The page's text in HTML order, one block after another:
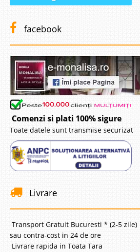
facebook
Comenzi si plati 100% sigure
Toate datele sunt transmise securizat
Livrare
Transport Gratuit Bucuresti * (2-5 zile)
sau contra-cost in 24 de ore
Livrare rapida in Toata Tara